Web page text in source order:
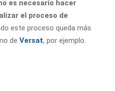
es necesario hacer
el proceso de
este proceso queda más
de Versat, por ejemplo.